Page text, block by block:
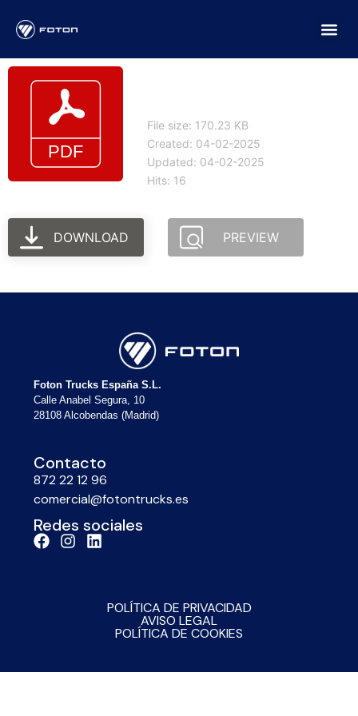
File size: 170.23 KB
Created: 04-02-2025
Updated: 04-02-2025
Hits: 16
DOWNLOAD PREVIEW
Foton Trucks España S.L.
Calle Anabel Segura, 10
28108 Alcobendas (Madrid)
Contacto
872 22 12 96
comercial@fotontrucks.es
Redes sociales
POLÍTICA DE PRIVACIDAD
AVISO LEGAL
POLÍTICA DE COOKIES